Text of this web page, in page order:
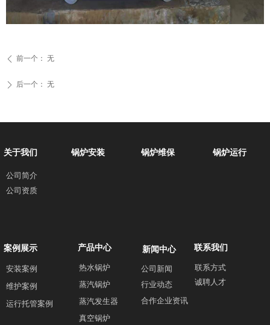
ꄴ 前一个： 无
ꄲ 后一个： 无
联系方式
诚聘人才
联系我们
公司新闻
行业动态
合作企业资讯
新闻中心
热水锅炉
蒸汽锅炉
蒸汽发生器
真空锅炉
产品中心
安装案例
维护案例
运行托管案例
案例展示
公司简介
公司资质
关于我们 锅炉安装 锅炉维保 锅炉运行